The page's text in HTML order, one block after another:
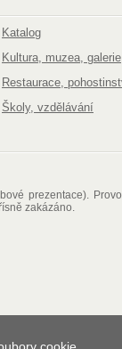
Katalog
Kultura, muzea, galerie
Restaurace,
Školy, vzdělávání
prezentace).
zakázáno.